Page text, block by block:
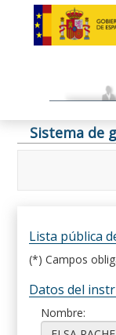
Sistema de
Lista pública
(*) Campos
Datos del
Nombre: